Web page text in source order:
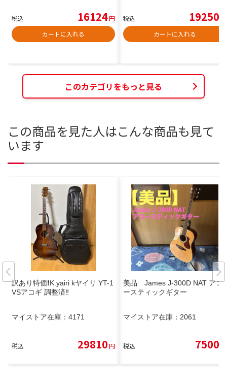
税込 16124円
カートに入れる
税込 19250
カートに入れる
このカテゴリをもっと見る
この商品を見た人はこんな商品も見て
います
訳あり特価❗️K.yairi kヤイリ YT-1
VSアコギ 調整済‼️
マイストア在庫： 4171
税込 29810円
美品 James J-300D NAT アコ
ースティックギター
マイストア在庫： 2061
税込 7500